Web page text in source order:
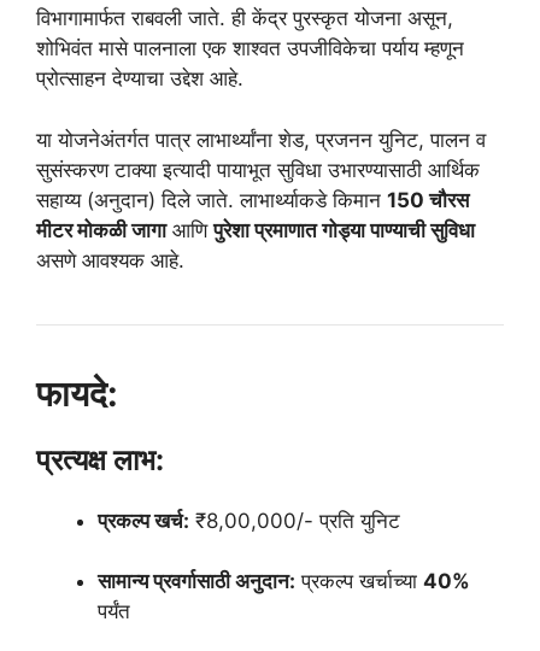
विभागामार्फत राबवली जाते. ही केंद्र पुरस्कृत योजना असून,
शोभिवंत मासे पालनाला एक शाश्वत उपजीविकेचा पर्याय म्हणून
प्रोत्साहन देण्याचा उद्देश आहे.
या योजनेअंतर्गत पात्र लाभार्थ्यांना शेड, प्रजनन युनिट, पालन व
सुसंस्करण टाक्या इत्यादी पायाभूत सुविधा उभारण्यासाठी आर्थिक
सहाय्य (अनुदान) दिले जाते. लाभार्थ्याकडे किमान 150 चौरस
मीटर मोकळी जागाआणिपुरेशा प्रमाणात गोड्या पाण्याची सुविधा
असणे आवश्यक आहे.
फायदे:
प्रत्यक्ष लाभ:
प्रकल्प खर्च: ₹8,00,000/- प्रति युनिट
सामान्य प्रवर्गासाठी अनुदान: प्रकल्प खर्चाच्या 40%
पर्यंत